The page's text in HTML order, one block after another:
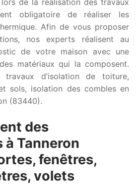
lors de la réalisation des travaux
obligatoire de réaliser les
Afin de vous proposer
nos experts réalisent au
de votre maison avec une
matériaux qui la composent.
travaux d’isolation de toiture,
sols, isolation des combles en
(83440).
des
à Tanneron
fenêtres,
volets